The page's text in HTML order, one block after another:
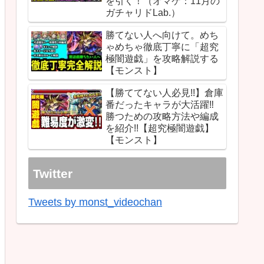
ガチャリドLab.）
勝てない人へ向けて。めち
ゃめちゃ徹底丁寧に「超究
極闇遊戯」を攻略解説する
【モンスト】
【勝ててない人必見!!】倉庫
番だったキャラが大活躍‼︎
勝つための攻略方法や編成
を紹介!!【超究極闇遊戯】
【モンスト】
Twitter
Tweets by monst_videochan